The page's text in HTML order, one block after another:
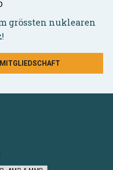
grössten nuklearen